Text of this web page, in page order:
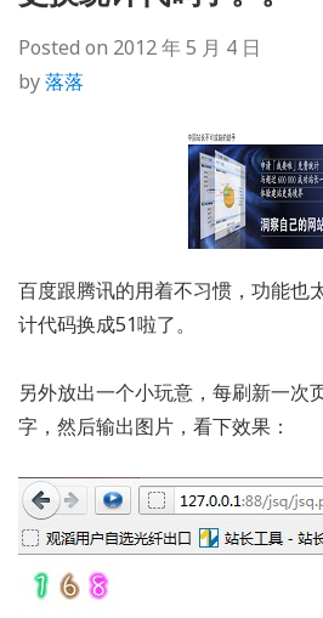
Posted on 2012 年 5 月 4 日
by落落
百度跟腾讯的用着不习惯，功能也
计代码换成51啦了。
另外放出一个小玩意，每刷新一次
字，然后输出图片，看下效果：